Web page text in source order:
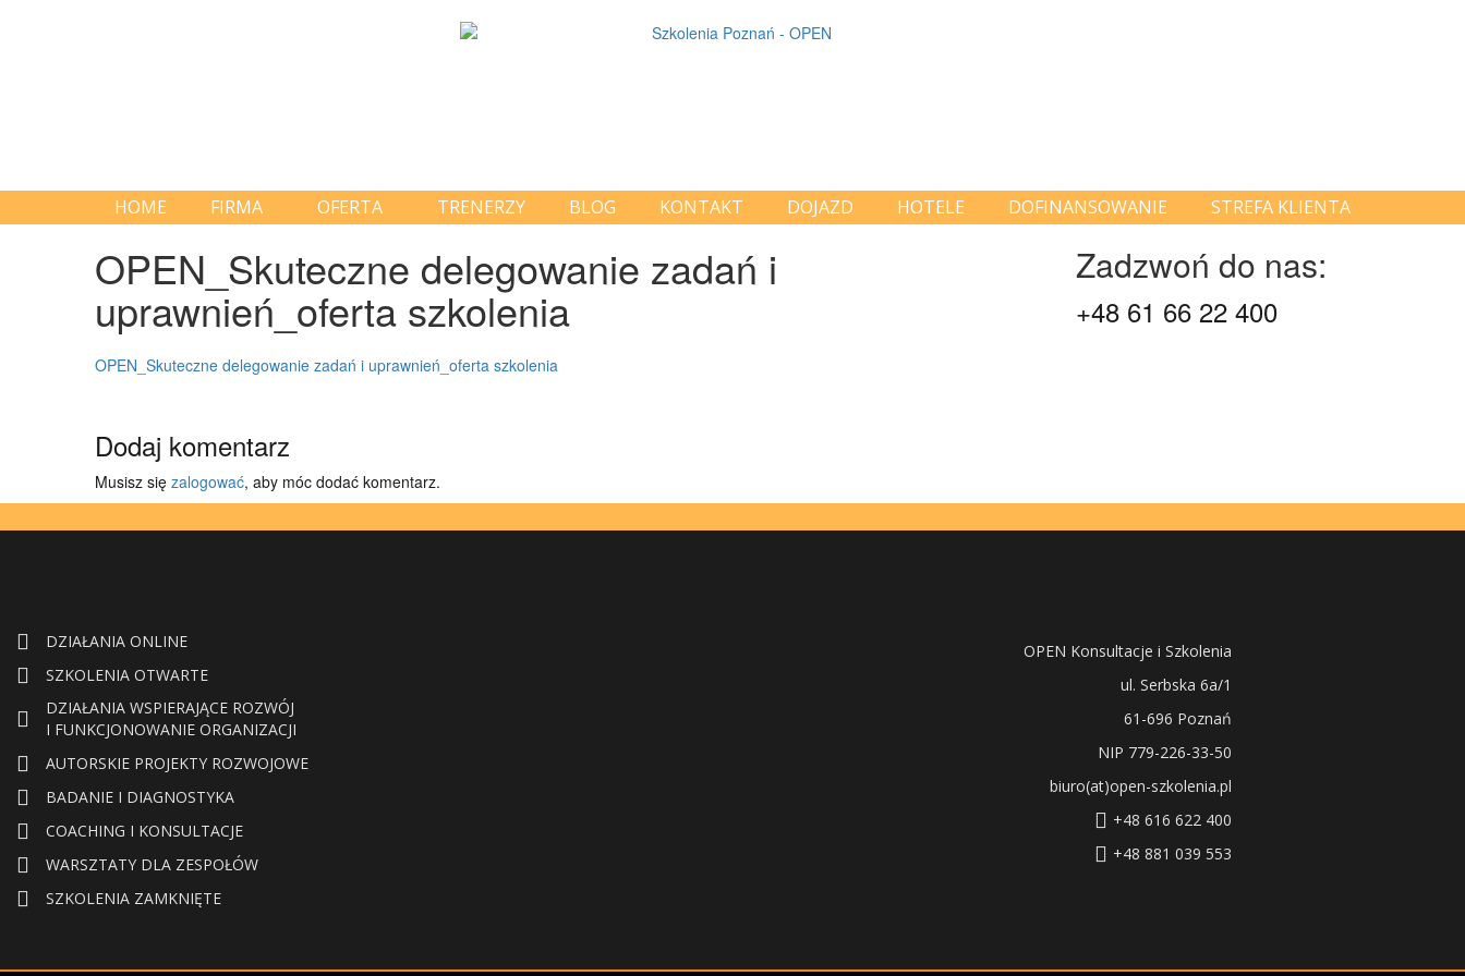
HOME FIRMA OFERTA TRENERZY BLOG KONTAKT DOJAZD HOTELE DOFINANSOWANIE STREFA KLIENTA
OPEN_Skuteczne delegowanie zadań i
uprawnień_oferta szkolenia
OPEN_Skuteczne delegowanie zadań i uprawnień_oferta szkolenia
Zadzwoń do nas:
+48 61 66 22 400
Dodaj komentarz
Musisz się zalogować, aby móc dodać komentarz.
DZIAŁANIA ONLINE
SZKOLENIA OTWARTE
DZIAŁANIA WSPIERAJĄCE ROZWÓJ
I FUNKCJONOWANIE ORGANIZACJI
AUTORSKIE PROJEKTY ROZWOJOWE
BADANIE I DIAGNOSTYKA
COACHING I KONSULTACJE
WARSZTATY DLA ZESPOŁÓW
SZKOLENIA ZAMKNIĘTE
OPEN Konsultacje i Szkolenia
ul. Serbska 6a/1
61-696 Poznań
NIP 779-226-33-50
biuro(at)open-szkolenia.pl
+48 616 622 400
+48 881 039 553